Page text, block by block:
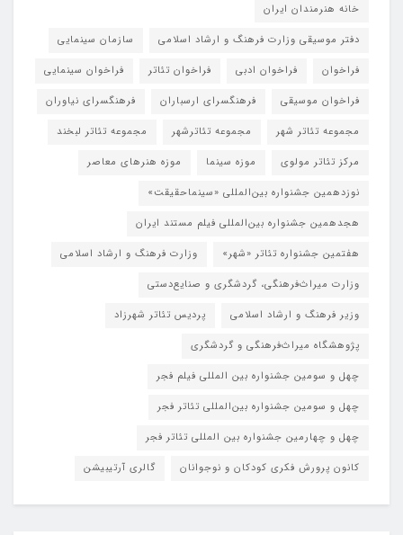
خانه هنرمندان ایران
دفتر موسیقی وزارت فرهنگ و ارشاد اسلامی
سازمان سینمایی
فراخوان
فراخوان ادبی فراخوان تئاتر
فراخوان سینمایی
فراخوان موسیقی
فرهنگسرای ارسباران
فرهنگسرای نیاوران
مجموعه تئاتر شهر
مجموعه تئاترشهر
مجموعه تئاتر لبخند
مرکز تئاتر مولوی
موزه سینما
موزه هنرهای معاصر
نوزدهمین جشنواره بین‌المللی «سینماحقیقت»
هجدهمین جشنواره بین‌المللی فیلم مستند ایران
هفتمین جشنواره تئاتر «شهر»
وزارت فرهنگ و ارشاد اسلامی
وزارت میراث‌فرهنگی، گردشگری و صنایع‌دستی
وزیر فرهنگ و ارشاد اسلامی
پردیس تئاتر شهرزاد
پژوهشگاه میراث‌فرهنگی و گردشگری
چهل و سومین جشنواره بین المللی فیلم فجر
چهل و سومین جشنواره بین‌المللی تئاتر فجر
چهل و چهارمین جشنواره بین المللی تئاتر فجر
کانون پرورش فکری کودکان و نوجوانان
گالری آرتیبیشن